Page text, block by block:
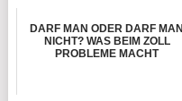
DARF MAN ODER DARF MAN
NICHT? WAS BEIM ZOLL
PROBLEME MACHT